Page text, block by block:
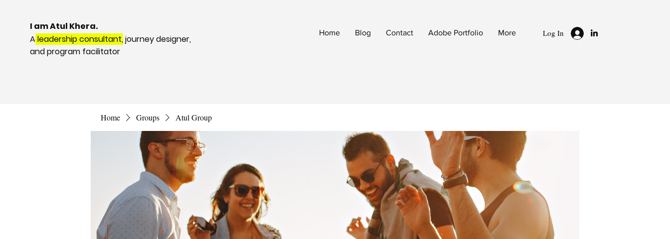
I am Atul Khera.
Aleadership consultant,journey designer,
and program facilitator
Home Blog Contact Adobe Portfolio More Log In
Home Groups Atul Group